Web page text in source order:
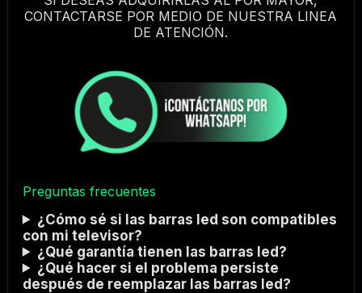
CONTACTARSE POR MEDIO DE NUESTRA LINEA
DE ATENCIÓN.
Preguntas frecuentes
¿Cómo sé si las barras led son compatibles
con mi televisor?
¿Qué garantía tienen las barras led?
¿Qué hacer si el problema persiste
después de reemplazar las barras led?